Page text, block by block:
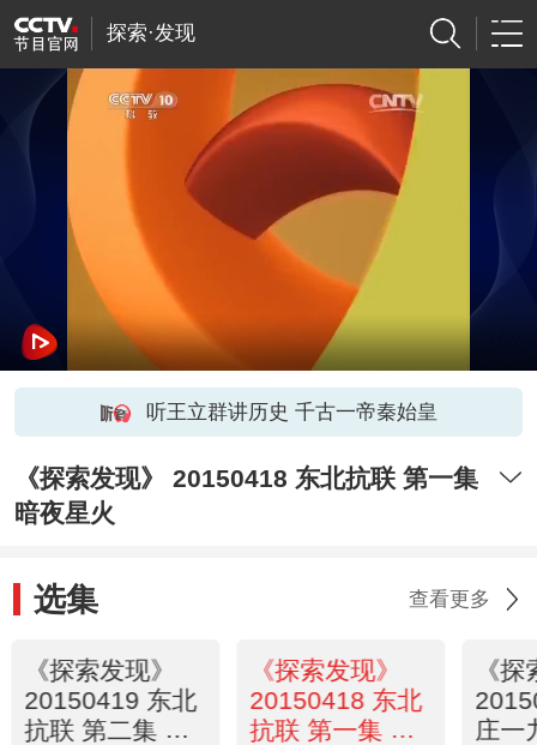
探索·发现
听王立群讲历史 千古一帝秦始皇
《探索发现》 20150418 东北抗联 第一集
暗夜星火
选集 查看更多
《探索发现》
20150419 东北
抗联 第二集 铁
《探索发现》
20150418 东北
抗联 第一集 暗
《
庄一